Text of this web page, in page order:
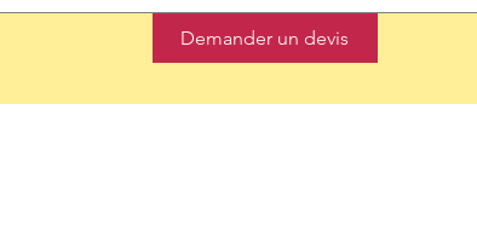
Demander un devis